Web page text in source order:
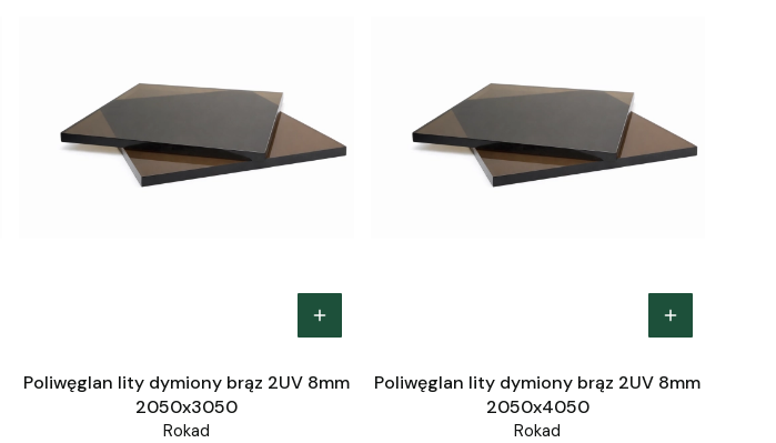
Poliwęglan lity dymiony brąz 2UV 8mm
2050x3050
Rokad
Poliwęglan lity dymiony brąz 2UV 8mm
2050x4050
Rokad